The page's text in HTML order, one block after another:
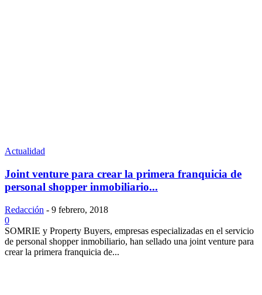
Actualidad
Joint venture para crear la primera franquicia de
personal shopper inmobiliario...
Redacción - 9 febrero, 2018
0
SOMRIE y Property Buyers, empresas especializadas en el servicio
de personal shopper inmobiliario, han sellado una joint venture para
crear la primera franquicia de...